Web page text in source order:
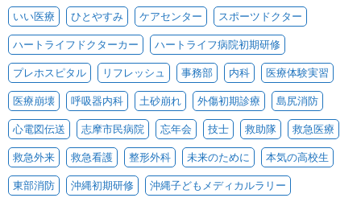
いい医療 ひとやすみ ケアセンター スポーツドクター
ハートライフドクターカー ハートライフ病院初期研修
プレホスピタル リフレッシュ 事務部 内科 医療体験実習
医療崩壊 呼吸器内科 土砂崩れ 外傷初期診療 島尻消防
心電図伝送 志摩市民病院 忘年会 技士 救助隊 救急医療
救急外来 救急看護 整形外科 未来のために 本気の高校生
東部消防 沖縄初期研修 沖縄子どもメディカルラリー